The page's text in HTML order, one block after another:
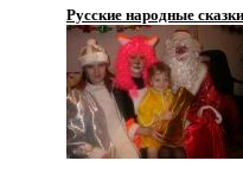
Русские народные